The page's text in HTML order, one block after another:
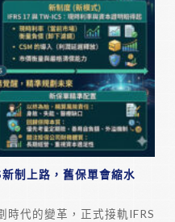
制上路，舊保單會縮水
時代的變革，正式接軌IFRS